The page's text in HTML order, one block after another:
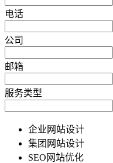
电话
公司
邮箱
服务类型
企业网站设计
集团网站设计
SEO网站优化